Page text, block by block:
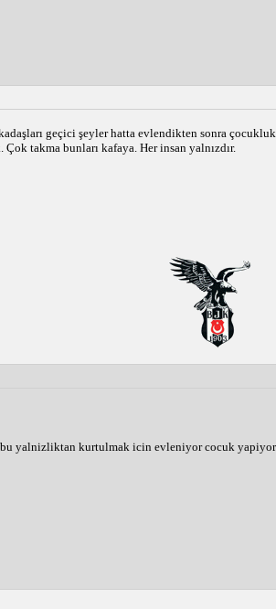
geçici şeyler hatta evlendikten sonra
takma bunları kafaya. Her insan yalnızdır.
yalnizliktan kurtulmak icin evleniyor cocuk